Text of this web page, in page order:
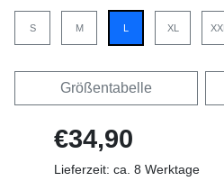
S M XL XXL
Größentabelle
€34,90
Lieferzeit: ca. 8 Werktage